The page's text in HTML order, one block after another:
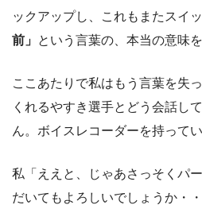
ックアップし、これもまたスイ
前」 という言葉の、本当の意味
ここあたりで私はもう言葉を失
くれるやすき選手とどう会話し
ん。ボイスレコーダーを持って
私「ええと、じゃあさっそくパ
だいてもよろしいでしょうか・・